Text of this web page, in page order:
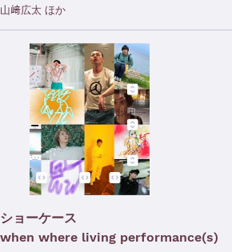
山﨑広太 ほか
ショーケース
when where living performance(s)